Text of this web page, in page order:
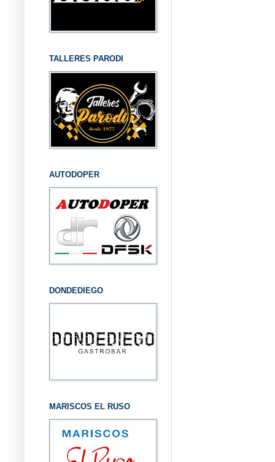
TALLERES PARODI
AUTODOPER
DONDEDIEGO
MARISCOS EL RUSO